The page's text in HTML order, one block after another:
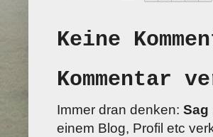
Keine
Kommentar
Immer dran denken: Sag
einem Blog, Profil etc